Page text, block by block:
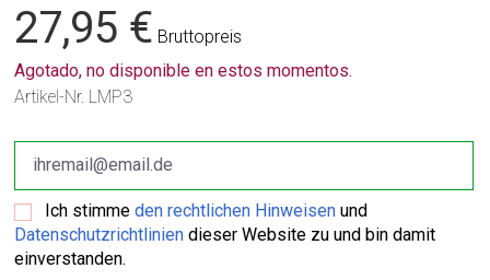
27,95 € Bruttopreis
Agotado, no disponible en estos momentos.
Artikel-Nr. LMP3
Ich stimmeden rechtlichen Hinweisen und
Datenschutzrichtlinien dieser Website zu und bin damit
einverstanden.